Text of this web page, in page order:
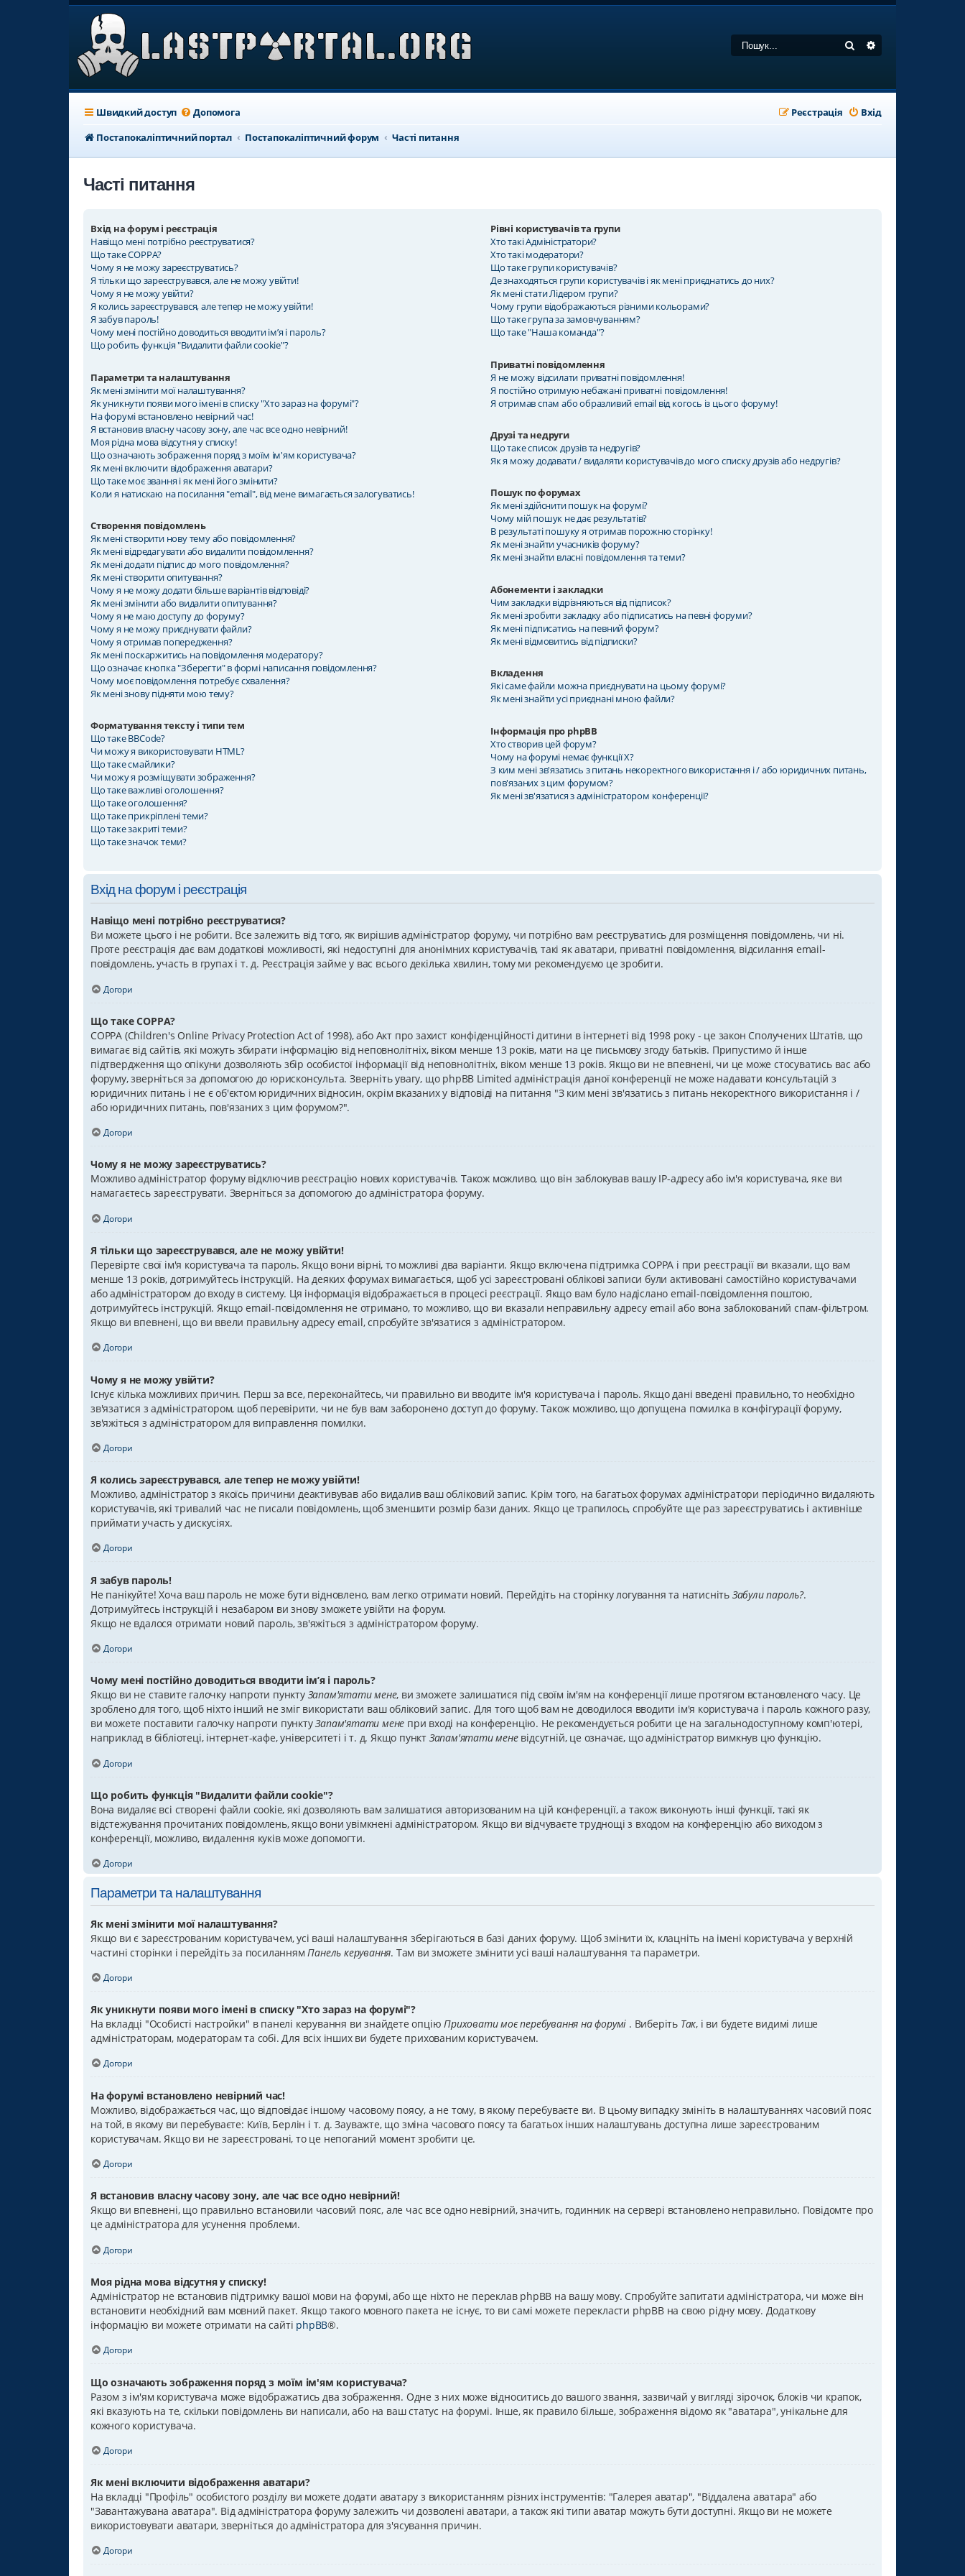
Пошук
Швидкий доступ Допомога Вхід
Реєстрація
Постапокаліптичний портал
Постапокаліптичний форум Часті питання
Часті питання
Вхід на форум і реєстрація
Навіщо мені потрібно реєструватися?
Що таке COPPA?
Чому я не можу зареєструватись?
Я тільки що зареєструвався, але не можу увійти!
Чому я не можу увійти?
Я колись зареєструвався, але тепер не можу увійти!
Я забув пароль!
Чому мені постійно доводиться вводити ім’я і пароль?
Що робить функція "Видалити файли cookie"?
Параметри та налаштування
Як мені змінити мої налаштування?
Як уникнути появи мого імені в списку "Хто зараз на форумі"?
На форумі встановлено невірний час!
Я встановив власну часову зону, але час все одно невірний!
Моя рідна мова відсутня у списку!
Що означають зображення поряд з моїм ім'ям користувача?
Як мені включити відображення аватари?
Що таке моє звання і як мені його змінити?
Коли я натискаю на посилання "email", від мене вимагається залогуватись!
Створення повідомлень
Як мені створити нову тему або повідомлення?
Як мені відредагувати або видалити повідомлення?
Як мені додати підпис до мого повідомлення?
Як мені створити опитування?
Чому я не можу додати більше варіантів відповіді?
Як мені змінити або видалити опитування?
Чому я не маю доступу до форуму?
Чому я не можу приєднувати файли?
Чому я отримав попередження?
Як мені поскаржитись на повідомлення модератору?
Що означає кнопка "Зберегти" в формі написання повідомлення?
Чому моє повідомлення потребує схвалення?
Як мені знову підняти мою тему?
Форматування тексту і типи тем
Що таке BBCode?
Чи можу я використовувати HTML?
Що таке смайлики?
Чи можу я розміщувати зображення?
Що таке важливі оголошення?
Що таке оголошення?
Що таке прикріплені теми?
Що таке закриті теми?
Що таке значок теми?
Рівні користувачів та групи
Хто такі Адміністратори?
Хто такі модератори?
Що таке групи користувачів?
Де знаходяться групи користувачів і як мені приєднатись до них?
Як мені стати Лідером групи?
Чому групи відображаються різними кольорами?
Що таке група за замовчуванням?
Що таке "Наша команда"?
Приватні повідомлення
Я не можу відсилати приватні повідомлення!
Я постійно отримую небажані приватні повідомлення!
Я отримав спам або образливий email від когось із цього форуму!
Друзі та недруги
Що таке список друзів та недругів?
Як я можу додавати / видаляти користувачів до мого списку друзів або недругів?
Пошук по форумах
Як мені здійснити пошук на форумі?
Чому мій пошук не дає результатів?
В результаті пошуку я отримав порожню сторінку!
Як мені знайти учасників форуму?
Як мені знайти власні повідомлення та теми?
Абонементи і закладки
Чим закладки відрізняються від підписок?
Як мені зробити закладку або підписатись на певні форуми?
Як мені підписатись на певний форум?
Як мені відмовитись від підписки?
Вкладення
Які саме файли можна приєднувати на цьому форумі?
Як мені знайти усі приєднані мною файли?
Інформація про phpBB
Хто створив цей форум?
Чому на форумі немає функції X?
З ким мені зв'язатись з питань некоректного використання і / або юридичних питань,
пов'язаних з цим форумом?
Як мені зв'язатися з адміністратором конференції?
Вхід на форум і реєстрація
Навіщо мені потрібно реєструватися?
Ви можете цього і не робити. Все залежить від того, як вирішив адміністратор форуму, чи потрібно вам реєструватись для розміщення повідомлень, чи ні.
Проте реєстрація дає вам додаткові можливості, які недоступні для анонімних користувачів, такі як аватари, приватні повідомлення, відсилання email-
повідомлень, участь в групах і т. д. Реєстрація займе у вас всього декілька хвилин, тому ми рекомендуємо це зробити.
Догори
Що таке COPPA?
COPPA (Children's Online Privacy Protection Act of 1998), або Акт про захист конфіденційності дитини в інтернеті від 1998 року - це закон Сполучених Штатів, що
вимагає від сайтів, які можуть збирати інформацію від неповнолітніх, віком менше 13 років, мати на це письмову згоду батьків. Припустимо й інше
підтвердження що опікуни дозволяють збір особистої інформації від неповнолітніх, віком менше 13 років. Якщо ви не впевнені, чи це може стосуватись вас або
форуму, зверніться за допомогою до юрисконсульта. Зверніть увагу, що phpBB Limited адміністрація даної конференції не може надавати консультацій з
юридичних питань і не є об'єктом юридичних відносин, окрім вказаних у відповіді на питання "З ким мені зв'язатись з питань некоректного використання і /
або юридичних питань, пов'язаних з цим форумом?".
Догори
Чому я не можу зареєструватись?
Можливо адміністратор форуму відключив реєстрацію нових користувачів. Також можливо, що він заблокував вашу IP-адресу або ім'я користувача, яке ви
намагаєтесь зареєструвати. Зверніться за допомогою до адміністратора форуму.
Догори
Я тільки що зареєструвався, але не можу увійти!
Перевірте свої ім'я користувача та пароль. Якщо вони вірні, то можливі два варіанти. Якщо включена підтримка COPPA і при реєстрації ви вказали, що вам
менше 13 років, дотримуйтесь інструкцій. На деяких форумах вимагається, щоб усі зареєстровані облікові записи були активовані самостійно користувачами
або адміністратором до входу в систему. Ця інформація відображається в процесі реєстрації. Якщо вам було надіслано email-повідомлення поштою,
дотримуйтесь інструкцій. Якщо email-повідомлення не отримано, то можливо, що ви вказали неправильну адресу email або вона заблокований спам-фільтром.
Якщо ви впевнені, що ви ввели правильну адресу email, спробуйте зв'язатися з адміністратором.
Догори
Чому я не можу увійти?
Існує кілька можливих причин. Перш за все, переконайтесь, чи правильно ви вводите ім'я користувача і пароль. Якщо дані введені правильно, то необхідно
зв'язатися з адміністратором, щоб перевірити, чи не був вам заборонено доступ до форуму. Також можливо, що допущена помилка в конфігурації форуму,
зв'яжіться з адміністратором для виправлення помилки.
Догори
Я колись зареєструвався, але тепер не можу увійти!
Можливо, адміністратор з якоїсь причини деактивував або видалив ваш обліковий запис. Крім того, на багатьох форумах адміністратори періодично видаляють
користувачів, які тривалий час не писали повідомлень, щоб зменшити розмір бази даних. Якщо це трапилось, спробуйте ще раз зареєструватись і активніше
приймати участь у дискусіях.
Догори
Я забув пароль!
Не панікуйте! Хоча ваш пароль не може бути відновлено, вам легко отримати новий. Перейдіть на сторінку логування та натисніть Забули пароль?.
Дотримуйтесь інструкцій і незабаром ви знову зможете увійти на форум.
Якщо не вдалося отримати новий пароль, зв'яжіться з адміністратором форуму.
Догори
Чому мені постійно доводиться вводити ім’я і пароль?
Якщо ви не ставите галочку напроти пункту Запам'ятати мене, ви зможете залишатися під своїм ім'ям на конференції лише протягом встановленого часу. Це
зроблено для того, щоб ніхто інший не зміг використати ваш обліковий запис. Для того щоб вам не доводилося вводити ім'я користувача і пароль кожного разу,
ви можете поставити галочку напроти пунктуЗапам'ятати мене при вході на конференцію. Не рекомендується робити це на загальнодоступному комп'ютері,
наприклад в бібліотеці, інтернет-кафе, університеті і т. д. Якщо пункт Запам'ятати меневідсутній, це означає, що адміністратор вимкнув цю функцію.
Догори
Що робить функція "Видалити файли cookie"?
Вона видаляє всі створені файли cookie, які дозволяють вам залишатися авторизованим на цій конференції, а також виконують інші функції, такі як
відстежування прочитаних повідомлень, якщо вони увімкнені адміністратором. Якщо ви відчуваєте труднощі з входом на конференцію або виходом з
конференції, можливо, видалення куків може допомогти.
Догори
Параметри та налаштування
Як мені змінити мої налаштування?
Якщо ви є зареєстрованим користувачем, усі ваші налаштування зберігаються в базі даних форуму. Щоб змінити їх, клацніть на імені користувача у верхній
частині сторінки і перейдіть за посиланням Панель керування. Там ви зможете змінити усі ваші налаштування та параметри.
Догори
Як уникнути появи мого імені в списку "Хто зараз на форумі"?
На вкладці "Особисті настройки" в панелі керування ви знайдете опціюПриховати моє перебування на форумі . Виберіть Так, і ви будете видимі лише
адміністраторам, модераторам та собі. Для всіх інших ви будете прихованим користувачем.
Догори
На форумі встановлено невірний час!
Можливо, відображається час, що відповідає іншому часовому поясу, а не тому, в якому перебуваєте ви. В цьому випадку змініть в налаштуваннях часовий пояс
на той, в якому ви перебуваєте: Київ, Берлін і т. д. Зауважте, що зміна часового поясу та багатьох інших налаштувань доступна лише зареєстрованим
користувачам. Якщо ви не зареєстровані, то це непоганий момент зробити це.
Догори
Я встановив власну часову зону, але час все одно невірний!
Якщо ви впевнені, що правильно встановили часовий пояс, але час все одно невірний, значить, годинник на сервері встановлено неправильно. Повідомте про
це адміністратора для усунення проблеми.
Догори
Моя рідна мова відсутня у списку!
Адміністратор не встановив підтримку вашої мови на форумі, або ще ніхто не переклав phpBB на вашу мову. Спробуйте запитати адміністратора, чи може він
встановити необхідний вам мовний пакет. Якщо такого мовного пакета не існує, то ви самі можете перекласти phpBB на свою рідну мову. Додаткову
інформацію ви можете отримати на сайті phpBB®.
Догори
Що означають зображення поряд з моїм ім'ям користувача?
Разом з ім'ям користувача може відображатись два зображення. Одне з них може відноситись до вашого звання, зазвичай у вигляді зірочок, блоків чи крапок,
які вказують на те, скільки повідомлень ви написали, або на ваш статус на форумі. Інше, як правило більше, зображення відомо як "аватара", унікальне для
кожного користувача.
Догори
Як мені включити відображення аватари?
На вкладці "Профіль" особистого розділу ви можете додати аватару з використанням різних інструментів: "Галерея аватар", "Віддалена аватара" або
"Завантажувана аватара". Від адміністратора форуму залежить чи дозволені аватари, а також які типи аватар можуть бути доступні. Якщо ви не можете
використовувати аватари, зверніться до адміністратора для з'ясування причин.
Догори